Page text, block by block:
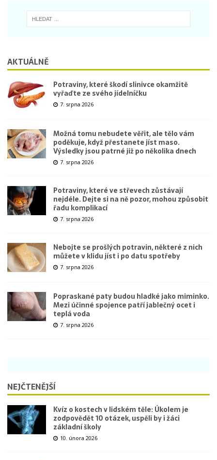
AKTUÁLNĚ
Potraviny, které škodí slinivce okamžitě
vyřaďte ze svého jídelníčku
7. srpna 2026
Možná tomu nebudete věřit, ale tělo vám
poděkuje, když přestanete jíst maso.
Výsledky jsou patrné již po několika dnech
7. srpna 2026
Potraviny, které ve střevech zůstávají
nejdéle. Dejte si na ně pozor, mohou způsobit
řadu komplikací
7. srpna 2026
Nebojte se prošlých potravin, některé z nich
můžete v klidu jíst i po datu spotřeby
7. srpna 2026
Popraskané paty budou hladké jako miminko.
Mezi účinné spojence patří jablečný ocet i
teplá voda
7. srpna 2026
NEJČTENĚJŠÍ
Kvíz o kostech v lidském těle: Úkolem je
zodpovědět 10 otázek, uspěli by i žáci
základní školy
10. února 2026